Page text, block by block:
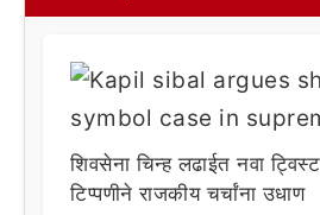
शिवसेना चिन्ह लढाईत नवा
टिप्पणीने राजकीय चर्चांना उधाण